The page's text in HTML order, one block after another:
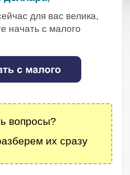
для вас велика,
начать с малого
вопросы?
их сразу